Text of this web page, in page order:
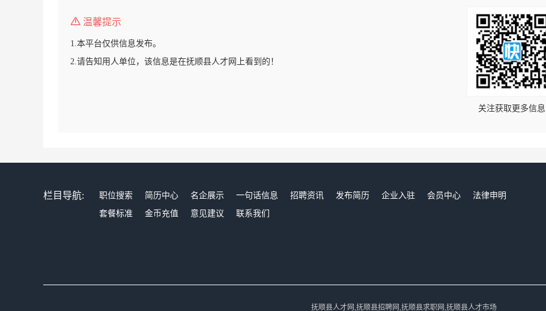
温馨提示
1.本平台仅供信息发布。
2.请告知用人单位，该信息是在抚顺县人才网上看到的！
关注获取更多信息
栏目导航: 职位搜索 简历中心 名企展示 一句话信息 招聘资讯 发布简历 企业入驻 会员中心
法律申明
套餐标准
金币充值 意见建议 联系我们
抚顺县人才网,抚顺县招聘网,抚顺县求职网,抚顺县人才市场